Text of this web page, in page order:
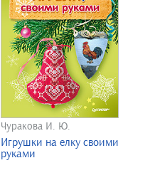
Чуракова И. Ю.
Игрушки на елку своими
руками